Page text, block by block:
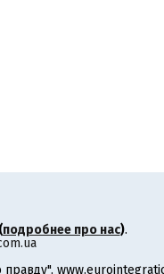
(подробнее про нас).